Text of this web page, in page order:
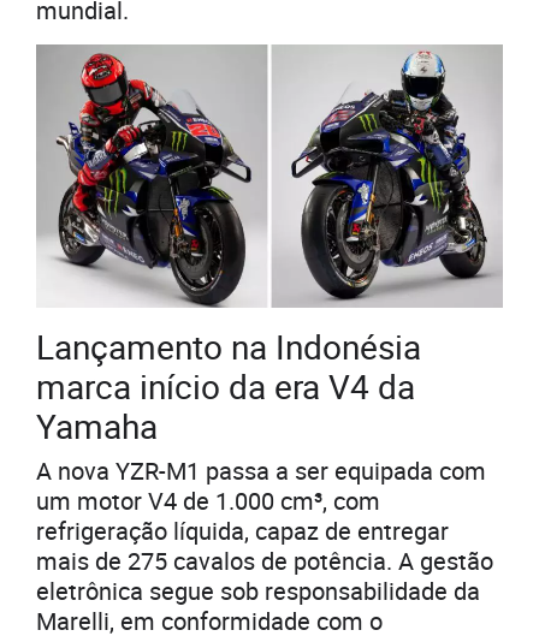
mundial.
Lançamento na Indonésia
marca início da era V4 da
Yamaha
A nova YZR-M1 passa a ser equipada com
um motor V4 de 1.000 cm³, com
refrigeração líquida, capaz de entregar
mais de 275 cavalos de potência. A gestão
eletrônica segue sob responsabilidade da
Marelli, em conformidade com o